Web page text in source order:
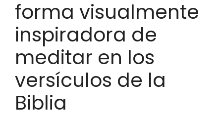
forma visualmente
inspiradora de
meditar en los
versículos de la
Biblia